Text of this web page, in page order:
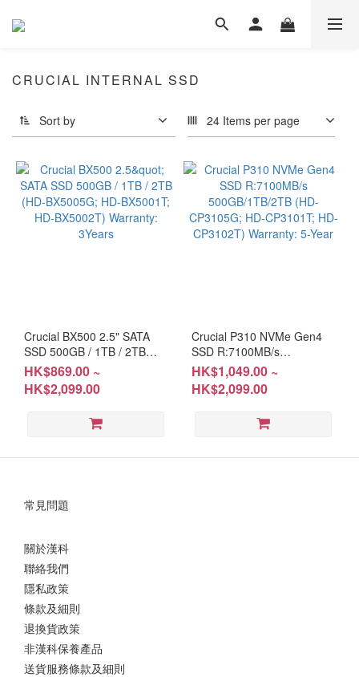
CRUCIAL INTERNAL SSD
Sort by 24 Items per page
Crucial BX500 2.5" SATA
SSD 500GB / 1TB / 2TB
(HD-BX5005G; HD-
BX5001T; HD-BX5002T)
Warranty: 3Years
HK$869.00 ~
HK$2,099.00
Crucial P310 NVMe Gen4
SSD R:7100MB/s
500GB/1TB/2TB (HD-
CP3105G; HD-CP3101T;
HD-CP3102T) Warranty: 5-
HK$1,049.00 ~
HK$2,099.00
常見問題
關於漢科
聯絡我們
隱私政策
條款及細則
退換貨政策
非漢科保養產品
送貨服務條款及細則